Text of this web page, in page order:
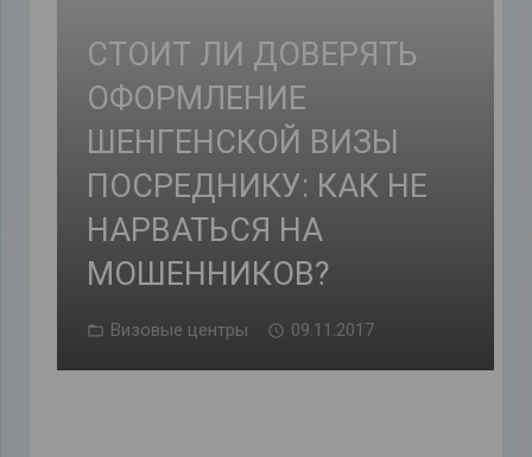
СТОИТ ЛИ ДОВЕРЯТЬ
ОФОРМЛЕНИЕ
ШЕНГЕНСКОЙ ВИЗЫ
ПОСРЕДНИКУ: КАК НЕ
НАРВАТЬСЯ НА
МОШЕННИКОВ?
Визовые центры 09.11.2017